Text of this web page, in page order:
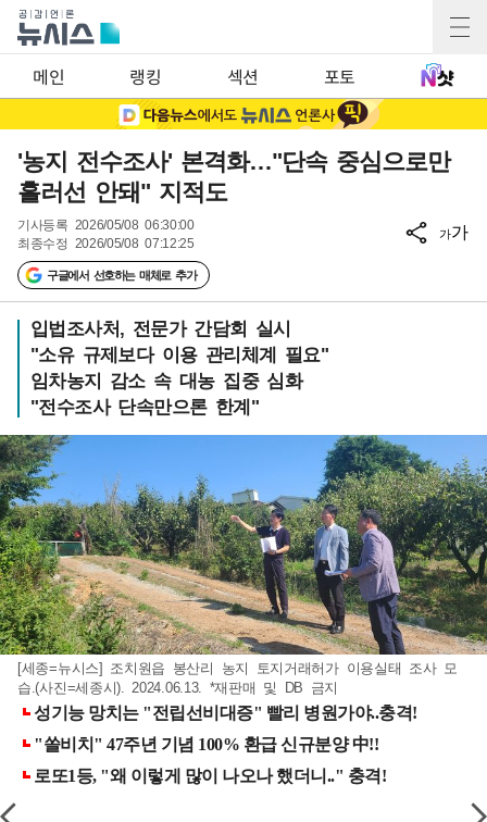
메인 랭킹 섹션 포토
'농지 전수조사' 본격화…"단속 중심으로만
흘러선 안돼" 지적도
기사등록 2026/05/08 06:30:00
최종수정 2026/05/08 07:12:25
구글에서 선호하는 매체로 추가
가가
입법조사처, 전문가 간담회 실시
"소유 규제보다 이용 관리체계 필요"
임차농지 감소 속 대농 집중 심화
"전수조사 단속만으론 한계"
[세종=뉴시스] 조치원읍 봉산리 농지 토지거래허가 이용실태 조사 모
습.(사진=세종시). 2024.06.13. *재판매 및 DB 금지